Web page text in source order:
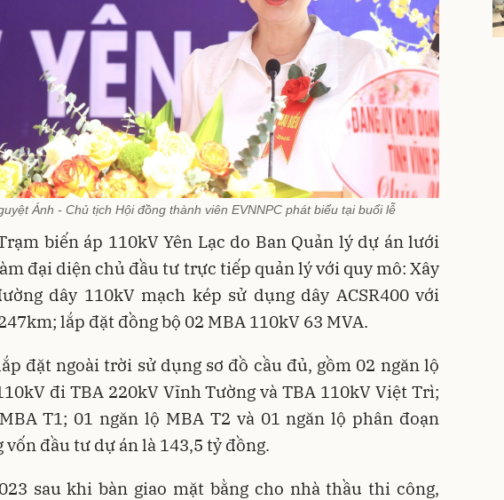
Ánh - Chủ tịch Hội đồng thành viên EVNNPC phát biểu tại buổi lễ
biến áp 110kV Yên Lạc do Ban Quản lý dự án lưới
đại diện chủ đầu tư trực tiếp quản lý với quy mô: Xây
dây 110kV mạch kép sử dụng dây ACSR400 với
lắp đặt đồng bộ 02 MBA 110kV 63 MVA.
đặt ngoài trời sử dụng sơ đồ cầu đủ, gồm 02 ngăn lộ
đi TBA 220kV Vĩnh Tường và TBA 110kV Việt Trì;
T1; 01 ngăn lộ MBA T2 và 01 ngăn lộ phân đoạn
vốn đầu tư dự án là 143,5 tỷ đồng.
sau khi bàn giao mặt bằng cho nhà thầu thi công,